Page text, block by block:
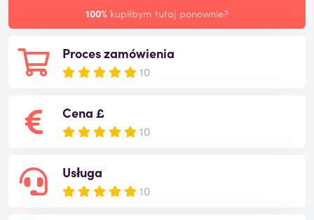
Proces zamówienia
10
Cena £
10
Usługa
10
100% kupiłbym tutaj ponownie?